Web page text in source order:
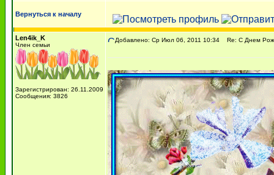
Вернуться к началу
Len4ik_K
Член семьи
Зарегистрирован: 26.11.2009
Сообщения: 3826
Добавлено: Ср Июл 06, 2011 10:34 Re: С Днем